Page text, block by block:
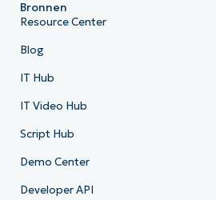
Bronnen
Resource Center
Blog
IT Hub
IT Video Hub
Script Hub
Demo Center
Developer API